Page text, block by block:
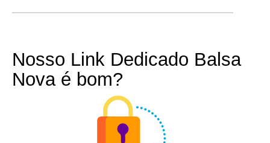
Nosso Link Dedicado Balsa
Nova é bom?